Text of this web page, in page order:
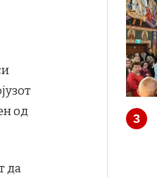
од
да